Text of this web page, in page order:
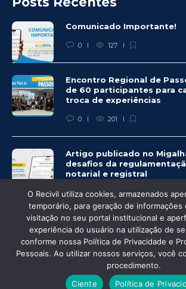
Comunicado Importante!
0 127
Encontro Regional de
de 60 participantes para
troca de experiências
0 201
Artigo publicado no
desafios da
notarial e registral
0 459
© Recivil 2020 – Todos os direitos
Desenvolvido por:
O Recivil utiliza cookies, armazenados
temporário, para geração de informações
visitação no seu portal institucional e
experiência do usuário na utilização de
conforme nossa Política de Privacidade e
Pessoais. Ao utilizar nossos serviços, você
procedimento.
Ciente
Política de